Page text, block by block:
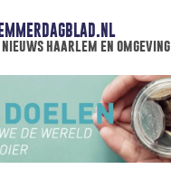
haarlem en omgeving